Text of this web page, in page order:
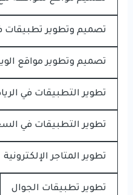
تصميم وتطوير تطبيقات
تصميم وتطوير مواقع
تطوير التطبيقات في
تطوير التطبيقات في
تطوير المتاجر الإلكترونية
تطوير تطبيقات الجوال